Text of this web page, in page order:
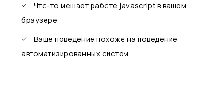
Что-то мешает работе javascript в вашем
браузере
Ваше поведение похоже на поведение
автоматизированных систем